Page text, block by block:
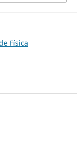
Física